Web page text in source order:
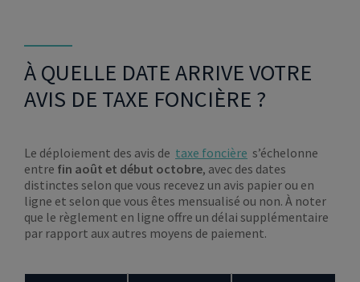
À QUELLE DATE ARRIVE VOTRE
AVIS DE TAXE FONCIÈRE ?
Le déploiement des avis de taxe foncière s’échelonne
entre fin août et début octobre, avec des dates
distinctes selon que vous recevez un avis papier ou en
ligne et selon que vous êtes mensualisé ou non. À noter
que le règlement en ligne offre un délai supplémentaire
par rapport aux autres moyens de paiement.